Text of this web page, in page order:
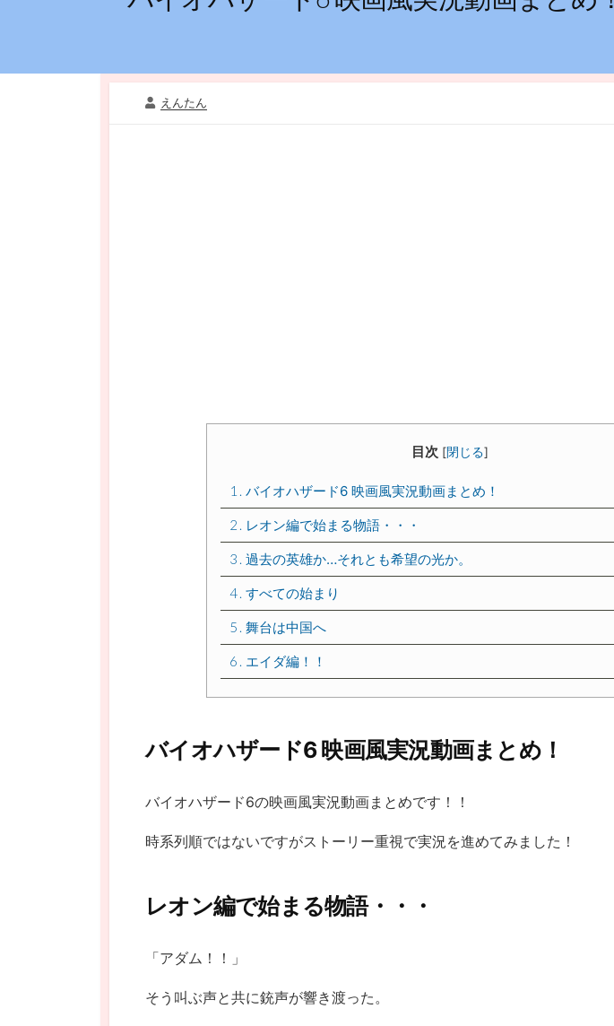
投
えんたん
目次 [閉じる]
1 バイオハザード6 映画風実況動画まとめ！
2 レオン編で始まる物語・・・
3 過去の英雄か…それとも希望の光か。
4 すべての始まり
5 舞台は中国へ
6 エイダ編！！
バイオハザード6 映画風実況動画まとめ！
バイオハザード6の映画風実況動画まとめです！！
時系列順ではないですがストーリー重視で実況を進めてみました！
レオン編で始まる物語・・・
「アダム！！」
そう叫ぶ声と共に銃声が響き渡った。